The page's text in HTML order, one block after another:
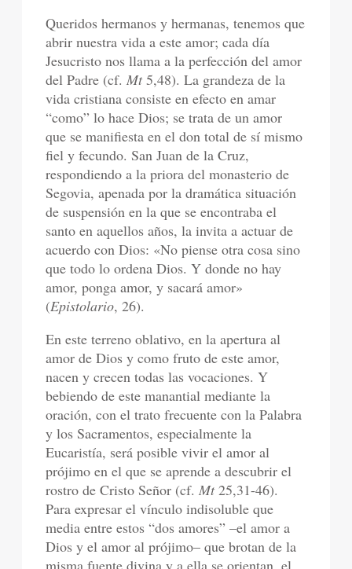
Queridos hermanos y hermanas, tenemos que
abrir nuestra vida a este amor; cada día
Jesucristo nos llama a la perfección del amor
del Padre (cf.Mt5,48). La grandeza de la
vida cristiana consiste en efecto en amar
“como” lo hace Dios; se trata de un amor
que se manifiesta en el don total de sí mismo
fiel y fecundo. San Juan de la Cruz,
respondiendo a la priora del monasterio de
Segovia, apenada por la dramática situación
de suspensión en la que se encontraba el
santo en aquellos años, la invita a actuar de
acuerdo con Dios: «No piense otra cosa sino
que todo lo ordena Dios. Y donde no hay
amor, ponga amor, y sacará amor»
(Epistolario, 26).
En este terreno oblativo, en la apertura al
amor de Dios y como fruto de este amor,
nacen y crecen todas las vocaciones. Y
bebiendo de este manantial mediante la
oración, con el trato frecuente con la Palabra
y los Sacramentos, especialmente la
Eucaristía, será posible vivir el amor al
prójimo en el que se aprende a descubrir el
rostro de Cristo Señor (cf.Mt25,31-46).
Para expresar el vínculo indisoluble que
media entre estos “dos amores” –el amor a
Dios y el amor al prójimo– que brotan de la
misma fuente divina y a ella se orientan, el